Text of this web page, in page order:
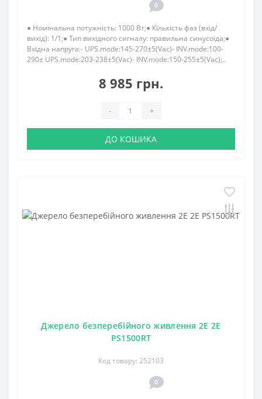
0
● Номінальна потужність: 1000 Вт;● Кількість фаз (вхід/
вихід): 1/1;● Тип вихідного сигналу: правильна синусоїда;●
Вхідна напруга:- UPS.mode:145-270±5(Vac)- INV.mode:100-
290± UPS.mode:203-238±5(Vac)- INV.mode:150-255±5(Vac);..
8 985 грн.
- +
ДО КОШИКА
Джерело безперебійного живлення 2E 2E
PS1500RT
Код товару: 252103
0